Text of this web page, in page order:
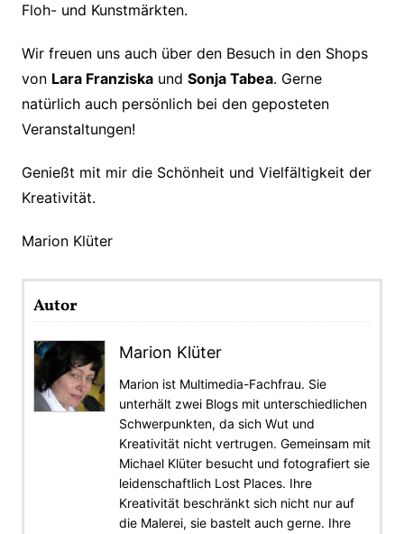
Floh- und Kunstmärkten.
Wir freuen uns auch über den Besuch in den Shops
von Lara Franziskaund Sonja Tabea. Gerne
natürlich auch persönlich bei den geposteten
Veranstaltungen!
Genießt mit mir die Schönheit und Vielfältigkeit der
Kreativität.
Marion Klüter
Autor
Marion Klüter
Marion ist Multimedia-Fachfrau. Sie
unterhält zwei Blogs mit unterschiedlichen
Schwerpunkten, da sich Wut und
Kreativität nicht vertrugen. Gemeinsam mit
Michael Klüter besucht und fotografiert sie
leidenschaftlich Lost Places. Ihre
Kreativität beschränkt sich nicht nur auf
die Malerei, sie bastelt auch gerne. Ihre